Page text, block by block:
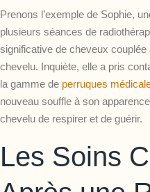
Prenons l’exemple de Sophie,
plusieurs séances de
significative de cheveux
chevelu. Inquiète, elle a pris
la gamme de perruques
nouveau souffle à son
chevelu de respirer et de guérir.
Les Soins